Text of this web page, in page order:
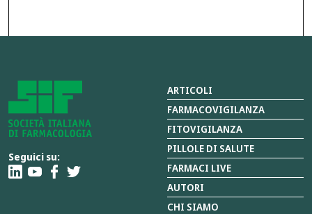
Seguici su:
ARTICOLI
FARMACOVIGILANZA
FITOVIGILANZA
PILLOLE DI SALUTE
FARMACI LIVE
AUTORI
CHI SIAMO